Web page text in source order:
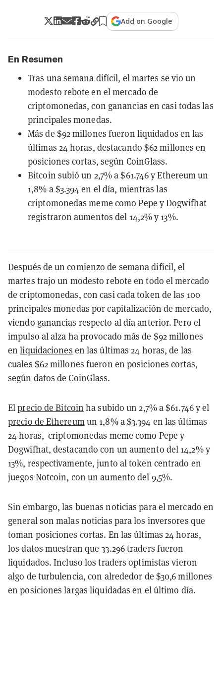
Add on Google
En Resumen
Tras una semana difícil, el martes se vio un
modesto rebote en el mercado de
criptomonedas, con ganancias en casi todas las
principales monedas.
Más de $92 millones fueron liquidados en las
últimas 24 horas, destacando $62 millones en
posiciones cortas, según CoinGlass.
Bitcoin subió un 2,7% a $61.746 y Ethereum un
1,8% a $3.394 en el día, mientras las
criptomonedas meme como Pepe y Dogwifhat
registraron aumentos del 14,2% y 13%.
Después de un comienzo de semana difícil, el
martes trajo un modesto rebote en todo el mercado
de criptomonedas, con casi cada token de las 100
principales monedas por capitalización de mercado,
viendo ganancias respecto al día anterior. Pero el
impulso al alza ha provocado más de $92 millones
enliquidaciones en las últimas 24 horas, de las
cuales $62 millones fueron en posiciones cortas,
según datos de CoinGlass.
Elprecio de Bitcoin ha subido un 2,7% a $61.746 y el
precio de Ethereumun 1,8% a $3.394 en las últimas
24 horas, criptomonedas meme como Pepe y
Dogwifhat, destacando con un aumento del 14,2% y
13%, respectivamente, junto al token centrado en
juegos Notcoin, con un aumento del 9,5%.
Sin embargo, las buenas noticias para el mercado en
general son malas noticias para los inversores que
toman posiciones cortas. En las últimas 24 horas,
los datos muestran que 33.296 traders fueron
liquidados. Incluso los traders optimistas vieron
algo de turbulencia, con alrededor de $30,6 millones
en posiciones largas liquidadas en el último día.